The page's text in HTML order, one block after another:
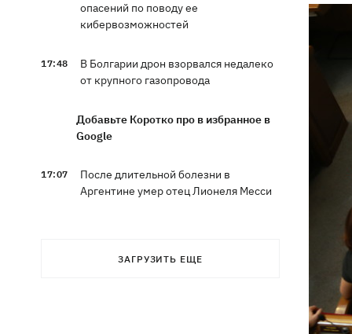
опасений по поводу ее
кибервозможностей
17:48
В Болгарии дрон взорвался недалеко
от крупного газопровода
Добавьте Коротко про в избранное в
Google
17:07
После длительной болезни в
Аргентине умер отец Лионеля Месси
ЗАГРУЗИТЬ ЕЩЕ